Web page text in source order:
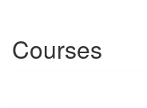
Courses